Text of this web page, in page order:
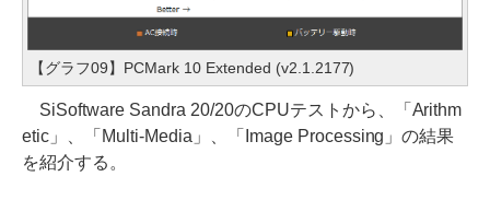
【グラフ09】PCMark 10 Extended (v2.1.2177)
SiSoftware Sandra 20/20のCPUテストから、「Arithm
etic」、「Multi-Media」、「Image Processing」の結果
を紹介する。